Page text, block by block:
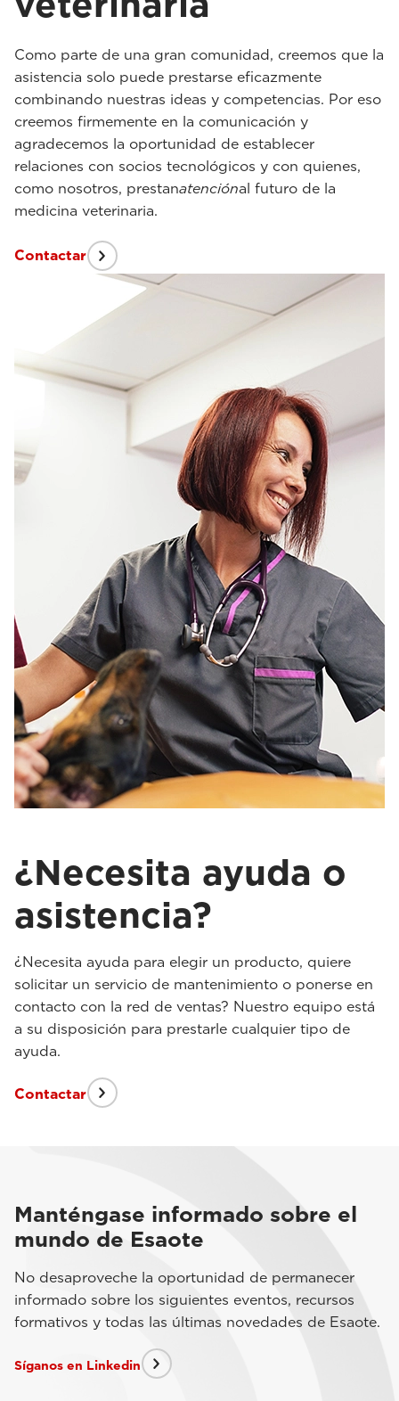
Como parte de una gran comunidad, creemos que la
asistencia solo puede prestarse eficazmente
combinando nuestras ideas y competencias. Por eso
creemos firmemente en la comunicación y
agradecemos la oportunidad de establecer
relaciones con socios tecnológicos y con quienes,
como nosotros, prestanatenciónal futuro de la
medicina veterinaria.
Contactar
¿Necesita ayuda o
asistencia?
¿Necesita ayuda para elegir un producto, quiere
solicitar un servicio de mantenimiento o ponerse en
contacto con la red de ventas? Nuestro equipo está
a su disposición para prestarle cualquier tipo de
ayuda.
Contactar
Manténgase informado sobre el
mundo de Esaote
No desaproveche la oportunidad de permanecer
informado sobre los siguientes eventos, recursos
formativos y todas las últimas novedades de Esaote.
Síganos en Linkedin